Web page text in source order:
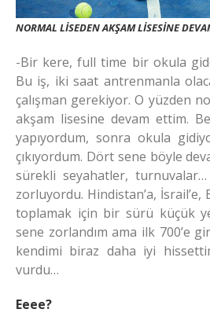
NORMAL LİSEDEN AKŞAM LİSESİNE
-Bir kere, full time bir okula
Bu iş, iki saat antrenmanla
çalışman gerekiyor. O yüzden
akşam lisesine devam ettim.
yapıyordum, sonra okula
çıkıyordum. Dört sene böyle
sürekli seyahatler,
zorluyordu. Hindistan’a, İsrail’e,
toplamak için bir sürü küçük
sene zorlandım ama ilk 700’e
kendimi biraz daha iyi
vurdu…
Eeee?